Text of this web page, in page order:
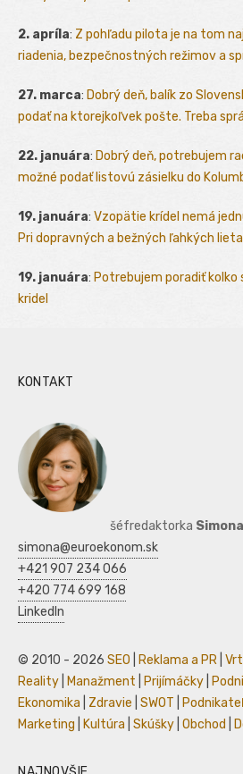
2. apríla: Z pohľadu pilota je na tom
riadenia, bezpečnostných režimov a
27. marca: Dobrý deň, balík zo
podať na ktorejkoľvek pošte. Treba
22. januára: Dobrý deň, potrebujem
možné podať listovú zásielku do
19. januára: Vzopätie krídel nemá
Pri dopravných a bežných ľahkých
19. januára: Potrebujem poradiť
kridel
KONTAKT
šéfredaktorka
simona@euroekonom.sk
+421 907 234 066
+420 774 699 168
LinkedIn
© 2010 - 2026 SEO Reklama a PR
Reality
Manažment Prijímáčky
Ekonomika
Zdravie SWOT
Marketing
Kultúra Skúšky Obchod